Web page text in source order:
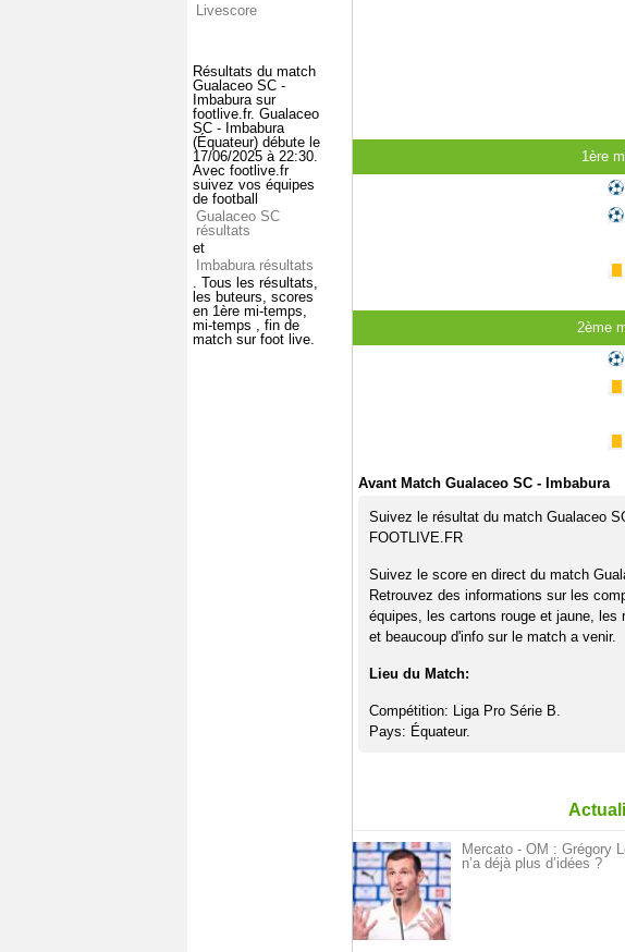
Livescore
Résultats du match
Gualaceo SC -
Imbabura sur
footlive.fr. Gualaceo
SC - Imbabura
(Équateur) débute le
17/06/2025 à 22:30.
Avec footlive.fr
suivez vos équipes
de football
Gualaceo SC
résultats
et
Imbabura résultats
. Tous les résultats,
les buteurs, scores
en 1ère mi-temps,
mi-temps , fin de
match sur foot live.
1ère
2ème
Avant Match Gualaceo SC - Imbabura
Suivez le résultat du match Gualaceo
FOOTLIVE.FR
Suivez le score en direct du match
Retrouvez des informations sur les
équipes, les cartons rouge et jaune,
et beaucoup d'info sur le match a venir.
Lieu du Match:
Compétition: Liga Pro Série B.
Pays: Équateur.
Mercato - OM : Grégory
n’a déjà plus d’idées ?